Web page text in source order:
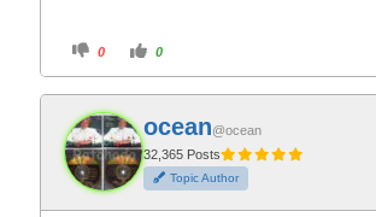
C
i
k
f
o
r
t
h
u
m
0
C
i
k
o
r
t
h
u
m
0
ocean@ocean
32,365 Posts
Topic Author